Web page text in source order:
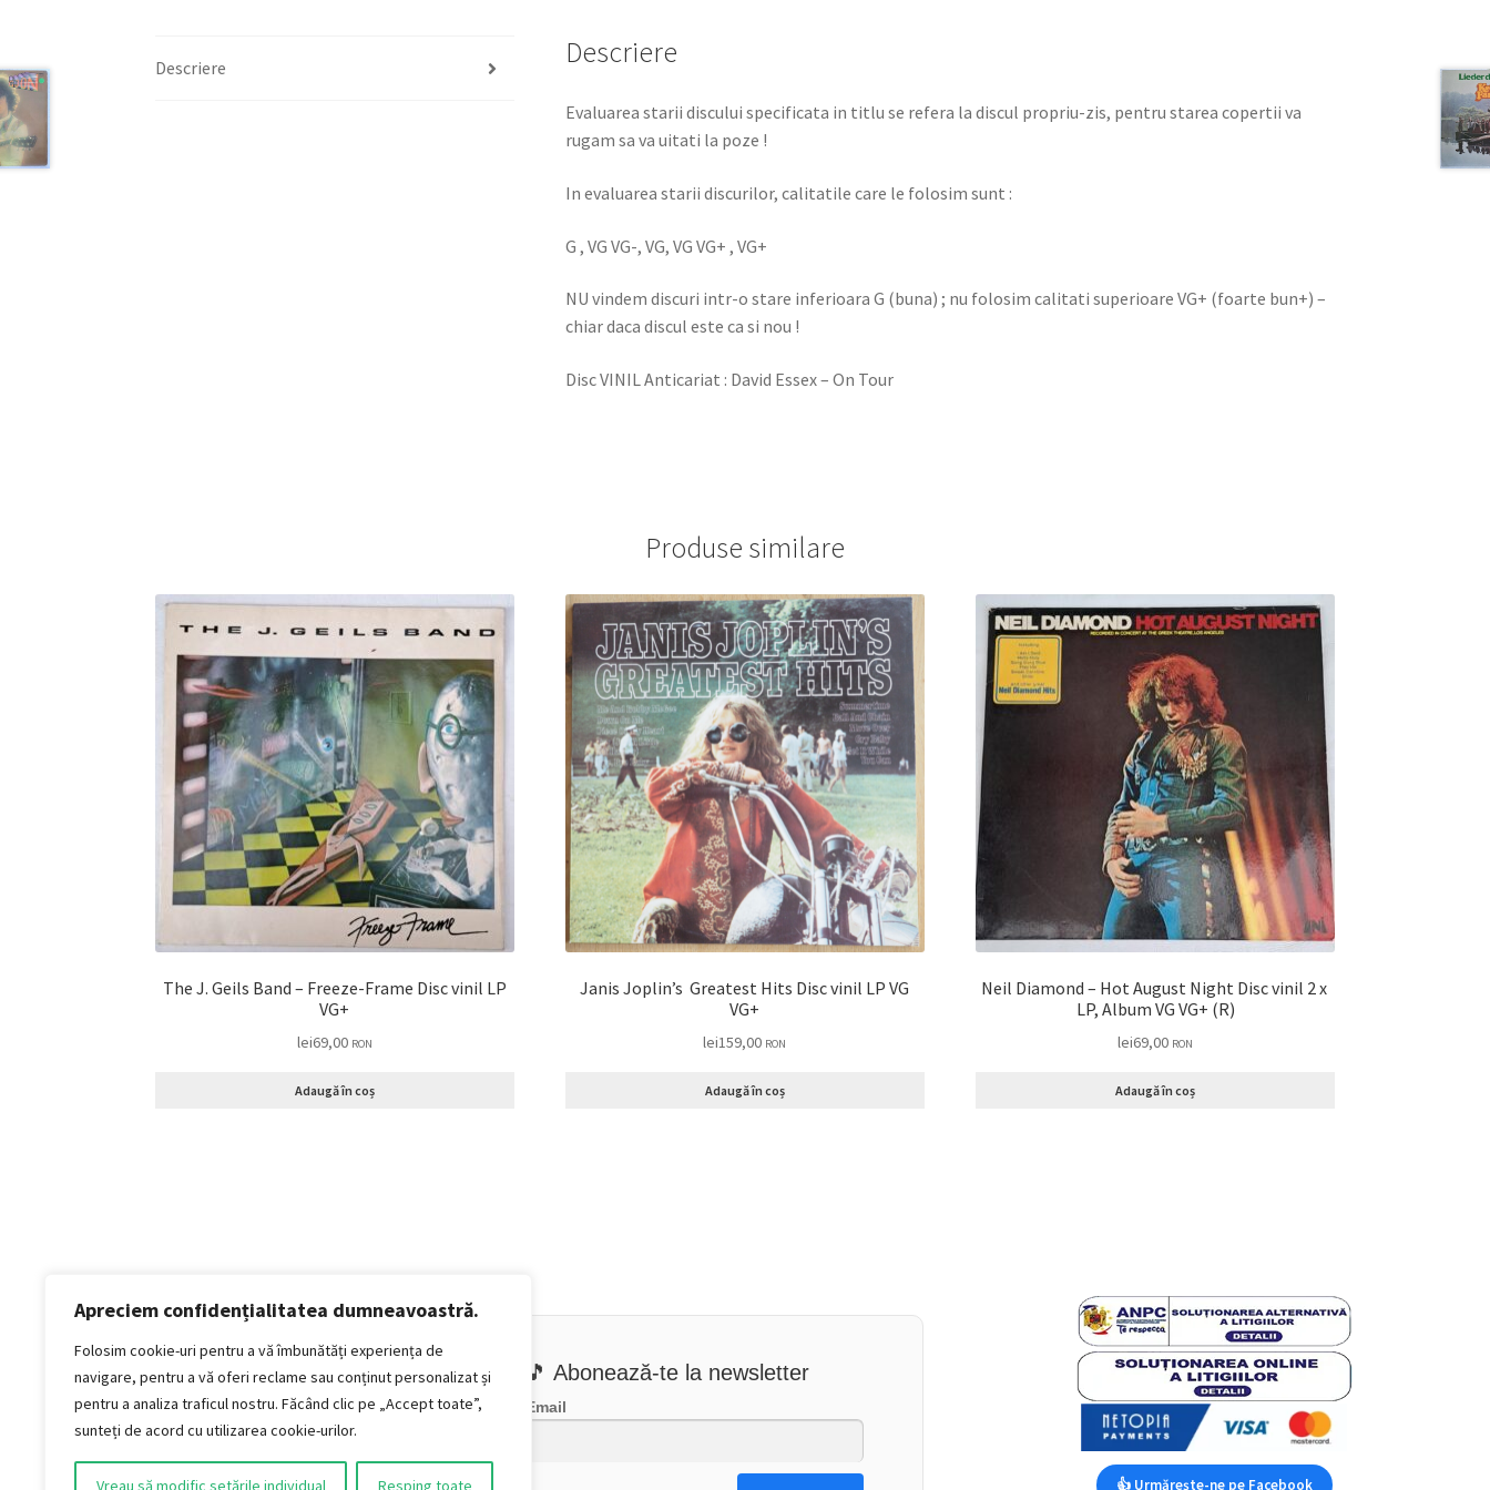
Apreciem confidențialitatea dumneavoastră.
Folosim cookie-uri pentru a vă îmbunătăți experiența de
navigare, pentru a vă oferi reclame sau conținut personalizat și
pentru a analiza traficul nostru. Făcând clic pe „Accept toate”,
sunteți de acord cu utilizarea cookie-urilor.
Vreau să modific setările individual Resping toate
Descriere Descriere
Evaluarea starii discului specificata in titlu se refera la discul propriu-zis, pentru starea copertii va
rugam sa va uitati la poze !
In evaluarea starii discurilor, calitatile care le folosim sunt :
G , VG VG-, VG, VG VG+ , VG+
NU vindem discuri intr-o stare inferioara G (buna) ; nu folosim calitati superioare VG+ (foarte bun+) –
chiar daca discul este ca si nou !
Disc VINIL Anticariat : David Essex – On Tour
Produse similare
The J. Geils Band – Freeze-Frame Disc vinil LP
VG+
lei69,00 RON
Adaugă în coș
Janis Joplin’s Greatest Hits Disc vinil LP VG
VG+
lei159,00 RON
Adaugă în coș
Neil Diamond – Hot August Night Disc vinil 2 x
LP, Album VG VG+ (R)
lei69,00 RON
Adaugă în coș
Politică de confidențialitate
Termeni si conditii
Politica de cookies
Politica de livrare și retur
Politica de plată
🎵 Abonează-te la newsletter
Email
👍 Urmărește-ne pe Facebook